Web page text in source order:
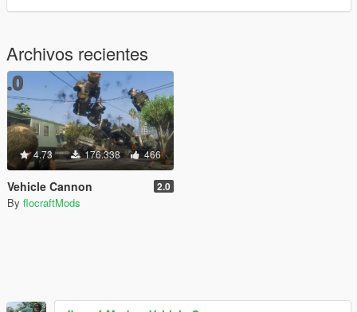
Archivos recientes
4.73 176.338 466
Vehicle Cannon 2.0
By flocraftMods